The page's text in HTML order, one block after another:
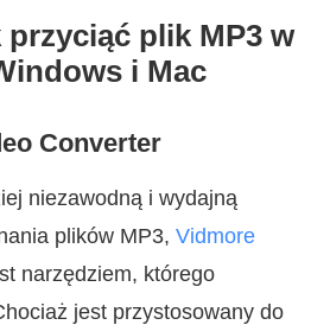
przyciąć plik MP3 w
i Mac
Converter
niezawodną i wydajną
plików MP3, Vidmore
narzędziem, którego
jest przystosowany do